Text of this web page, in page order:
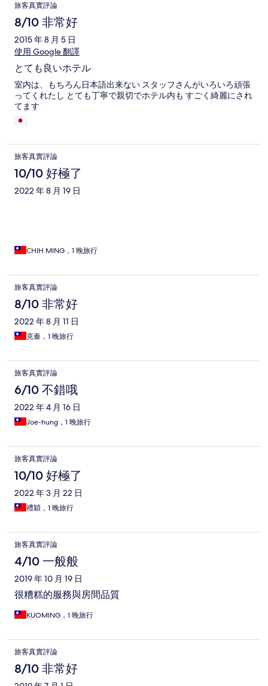
旅客真實評論
8/10 非常好
2015 年 8 月 5 日
使用 Google 翻譯
とても良いホテル
室内は、もちろん日本語出来ない スタッフさんがいろいろ頑張
ってくれたし とても丁寧で親切でホテル内も すごく綺麗にされ
てます
旅客真實評論
10/10 好極了
2022 年 8 月 19 日
CHIH MING，1 晚旅行
旅客真實評論
8/10 非常好
2022 年 8 月 11 日
克秦，1 晚旅行
旅客真實評論
6/10 不錯哦
2022 年 4 月 16 日
Joe-hung，1 晚旅行
旅客真實評論
10/10 好極了
2022 年 3 月 22 日
禮穎，1 晚旅行
旅客真實評論
4/10 一般般
2019 年 10 月 19 日
很糟糕的服務與房間品質
KUOMING，1 晚旅行
旅客真實評論
8/10 非常好